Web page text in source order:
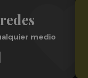
medio